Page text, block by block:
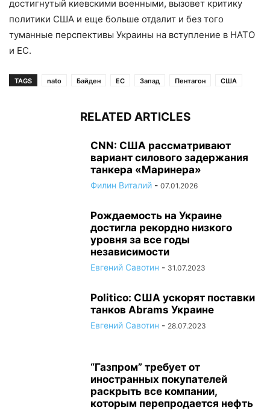
достигнутый киевскими военными, вызовет критику
политики США и еще больше отдалит и без того
туманные перспективы Украины на вступление в НАТО
и ЕС.
TAGS nato Байден ЕС Запад Пентагон США
RELATED ARTICLES
CNN: США рассматривают
вариант силового задержания
танкера «Маринера»
Филин Виталий - 07.01.2026
Рождаемость на Украине
достигла рекордно низкого
уровня за все годы
независимости
Евгений Савотин - 31.07.2023
Politico: США ускорят поставки
танков Abrams Украине
Евгений Савотин - 28.07.2023
“Газпром” требует от
иностранных покупателей
раскрыть все компании,
которым перепродается нефть